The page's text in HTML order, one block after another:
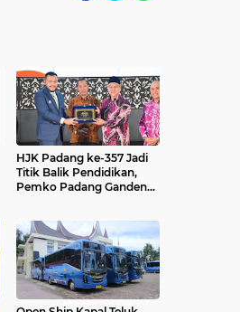
HJK Padang ke-357 Jadi
Titik Balik Pendidikan,
Pemko Padang Gandeng
Kampus Internasional